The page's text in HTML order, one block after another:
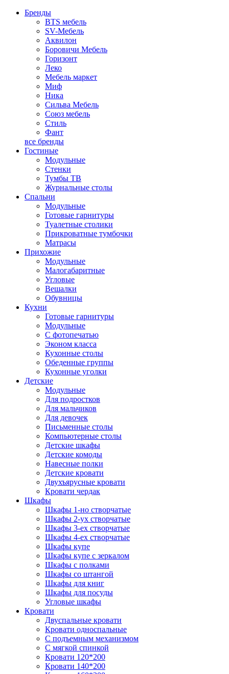
Бренды
BTS мебель
SV-Мебель
Аквилон
Боровичи Мебель
Горизонт
Леко
Мебель маркет
Миф
Ника
Сильва Мебель
Союз мебель
Стиль
Фант
все бренды
Гостиные
Модульные
Стенки
Тумбы ТВ
Журнальные столы
Спальни
Модульные
Готовые гарнитуры
Туалетные столики
Прикроватные тумбочки
Матрасы
Прихожие
Модульные
Малогабаритные
Угловые
Вешалки
Обувницы
Кухни
Готовые гарнитуры
Модульные
С фотопечатью
Эконом класса
Кухонные столы
Обеденные группы
Кухонные уголки
Детские
Модульные
Для подростков
Для мальчиков
Для девочек
Письменные столы
Компьютерные столы
Детские шкафы
Детские комоды
Навесные полки
Детские кровати
Двухъярусные кровати
Кровати чердак
Шкафы
Шкафы 1-но створчатые
Шкафы 2-ух створчатые
Шкафы 3-ех створчатые
Шкафы 4-ех створчатые
Шкафы купе
Шкафы купе с зеркалом
Шкафы с полками
Шкафы со штангой
Шкафы для книг
Шкафы для посуды
Угловые шкафы
Кровати
Двуспальные кровати
Кровати односпальные
С подъемным механизмом
С мягкой спинкой
Кровати 120*200
Кровати 140*200